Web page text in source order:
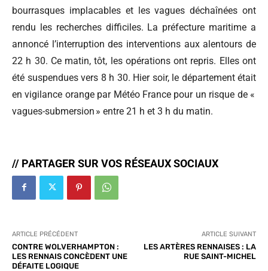
bourrasques implacables et les vagues déchaînées ont
rendu les recherches difficiles. La préfecture maritime a
annoncé l’interruption des interventions aux alentours de
22 h 30. Ce matin, tôt, les opérations ont repris. Elles ont
été suspendues vers 8 h 30. Hier soir, le département était
en vigilance orange par Météo France pour un risque de «
vagues-submersion » entre 21 h et 3 h du matin.
// PARTAGER SUR VOS RÉSEAUX SOCIAUX
ARTICLE PRÉCÉDENT
CONTRE WOLVERHAMPTON :
LES RENNAIS CONCÈDENT UNE
DÉFAITE LOGIQUE
ARTICLE SUIVANT
LES ARTÈRES RENNAISES : LA
RUE SAINT-MICHEL